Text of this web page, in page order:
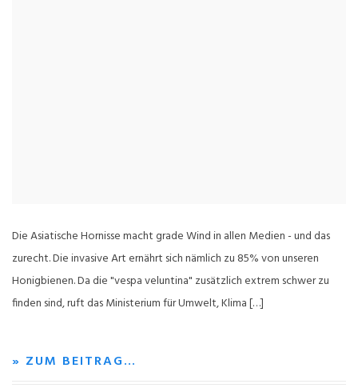
Die Asiatische Hornisse macht grade Wind in allen Medien - und das
zurecht. Die invasive Art ernährt sich nämlich zu 85% von unseren
Honigbienen. Da die "vespa veluntina" zusätzlich extrem schwer zu
finden sind, ruft das Ministerium für Umwelt, Klima […]
» ZUM BEITRAG…